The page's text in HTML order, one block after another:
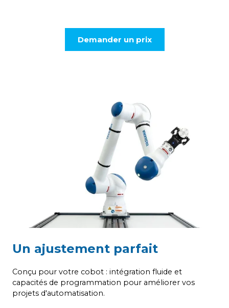
Demander un prix
Un ajustement parfait
Conçu pour votre cobot : intégration fluide et
capacités de programmation pour améliorer vos
projets d'automatisation.